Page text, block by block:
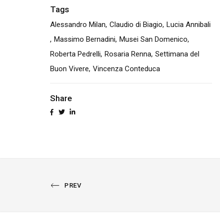
Tags
Alessandro Milan Claudio di Biagio Lucia Annibali
Massimo Bernadini Musei San Domenico
Roberta Pedrelli Rosaria Renna Settimana del
Buon Vivere Vincenza Conteduca
Share
PREVIOUS
PREV